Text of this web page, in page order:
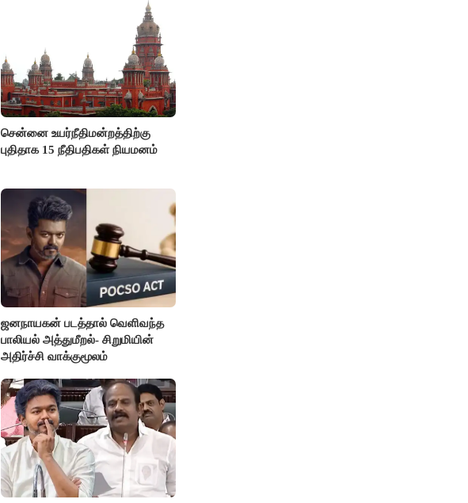
சென்னை உயர்நீதிமன்றத்திற்கு
புதிதாக 15 நீதிபதிகள் நியமனம்
ஜனநாயகன் படத்தால் வெளிவந்த
பாலியல் அத்துமீறல்- சிறுமியின்
அதிர்ச்சி வாக்குமூலம்